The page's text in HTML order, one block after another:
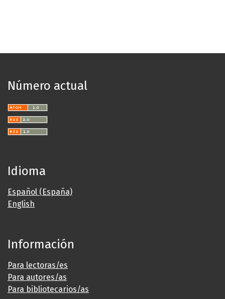
Número actual
Idioma
Español (España)
English
Información
Para lectoras/es
Para autores/as
Para bibliotecarios/as